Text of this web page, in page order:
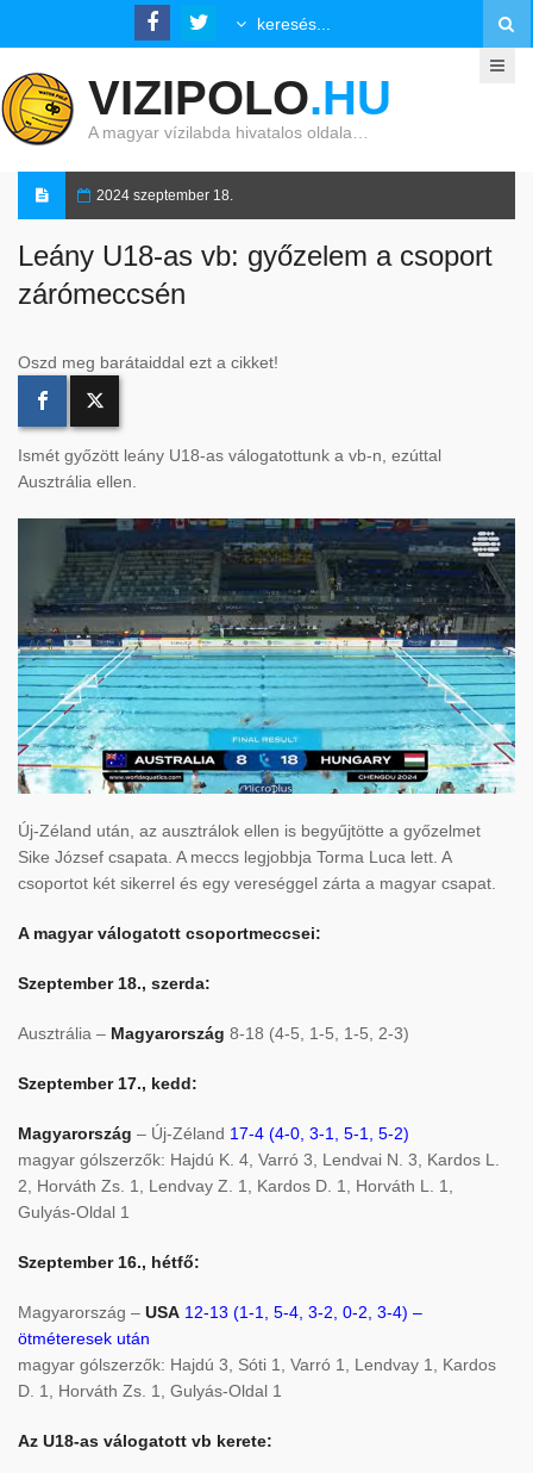
VIZIPOLO.HU
A magyar vízilabda hivatalos oldala…
2024 szeptember 18.
Leány U18-as vb: győzelem a csoport
zárómeccsén
Oszd meg barátaiddal ezt a cikket!
Ismét győzött leány U18-as válogatottunk a vb-n, ezúttal
Ausztrália ellen.
Új-Zéland után, az ausztrálok ellen is begyűjtötte a győzelmet
Sike József csapata. A meccs legjobbja Torma Luca lett. A
csoportot két sikerrel és egy vereséggel zárta a magyar csapat.
A magyar válogatott csoportmeccsei:
Szeptember 18., szerda:
Ausztrália – Magyarország 8-18 (4-5, 1-5, 1-5, 2-3)
Szeptember 17., kedd:
Magyarország – Új-Zéland 17-4 (4-0, 3-1, 5-1, 5-2)
magyar gólszerzők: Hajdú K. 4, Varró 3, Lendvai N. 3, Kardos L.
2, Horváth Zs. 1, Lendvay Z. 1, Kardos D. 1, Horváth L. 1,
Gulyás-Oldal 1
Szeptember 16., hétfő:
Magyarország – USA 12-13 (1-1, 5-4, 3-2, 0-2, 3-4) –
ötméteresek után
magyar gólszerzők: Hajdú 3, Sóti 1, Varró 1, Lendvay 1, Kardos
D. 1, Horváth Zs. 1, Gulyás-Oldal 1
Az U18-as válogatott vb kerete: